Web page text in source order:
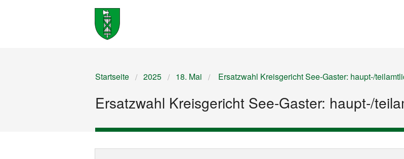
Startseite 2025 18. Mai Ersatzwahl Kreisgericht See-Gaster: haupt-/
Ersatzwahl Kreisgericht See-Gaster: haupt-/